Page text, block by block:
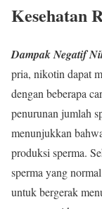
Kesehatan
Dampak Negatif
pria, nikotin dapat
dengan beberapa
penurunan jumlah
menunjukkan
produksi sperma.
sperma yang
untuk bergerak